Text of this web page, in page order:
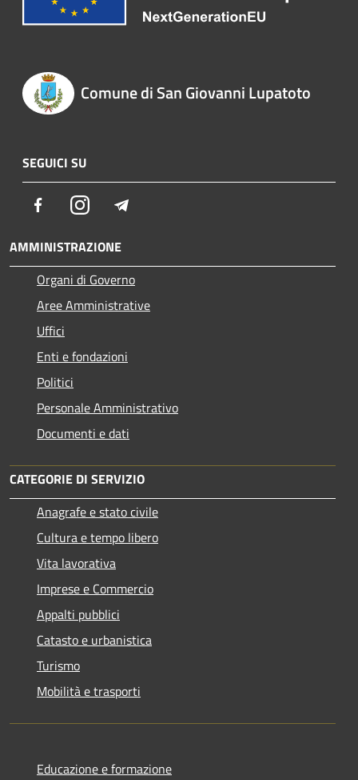
Comune di San Giovanni Lupatoto
SEGUICI SU
FacebookInstagram
AMMINISTRAZIONE
Organi di Governo
Aree Amministrative
Uffici
Enti e fondazioni
Politici
Personale Amministrativo
Documenti e dati
CATEGORIE DI SERVIZIO
Anagrafe e stato civile
Cultura e tempo libero
Vita lavorativa
Imprese e Commercio
Appalti pubblici
Catasto e urbanistica
Turismo
Mobilità e trasporti
Educazione e formazione